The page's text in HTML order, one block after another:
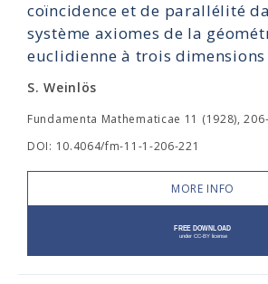
coïncidence et de parallélité
système axiomes de la
euclidienne à trois dimensions
S. Weinlös
Fundamenta Mathematicae 11 (1928),
DOI: 10.4064/fm-11-1-206-221
MORE INFO